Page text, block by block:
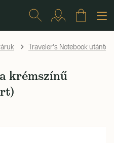
Traveler's Notebook
krémszínű